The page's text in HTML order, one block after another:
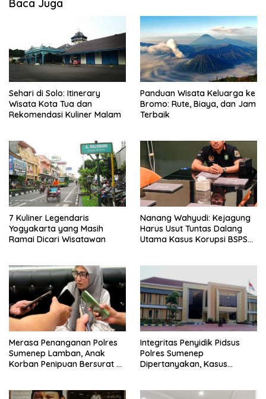
Baca Juga
Sehari di Solo: Itinerary
Wisata Kota Tua dan
Rekomendasi Kuliner Malam
Panduan Wisata Keluarga ke
Bromo: Rute, Biaya, dan Jam
Terbaik
7 Kuliner Legendaris
Yogyakarta yang Masih
Ramai Dicari Wisatawan
Nanang Wahyudi: Kejagung
Harus Usut Tuntas Dalang
Utama Kasus Korupsi BSPS
Merasa Penanganan Polres
Sumenep Lamban, Anak
Korban Penipuan Bersurat ke
Integritas Penyidik Pidsus
Polres Sumenep
Dipertanyakan, Kasus
Kepastian